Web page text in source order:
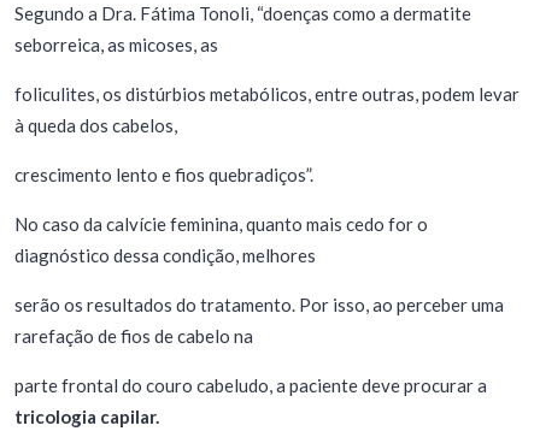
Segundo a Dra. Fátima Tonoli, “doenças como a dermatite
seborreica, as micoses, as
foliculites, os distúrbios metabólicos, entre outras, podem levar
à queda dos cabelos,
crescimento lento e fios quebradiços”.
No caso da calvície feminina, quanto mais cedo for o
diagnóstico dessa condição, melhores
serão os resultados do tratamento. Por isso, ao perceber uma
rarefação de fios de cabelo na
parte frontal do couro cabeludo, a paciente deve procurar a
tricologia capilar.